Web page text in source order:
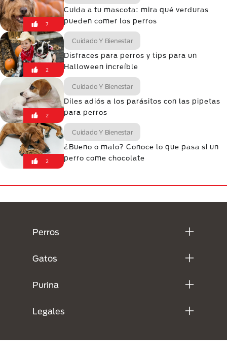
7
Cuida a tu mascota: mira qué verduras
pueden comer los perros
2
Cuidado Y Bienestar
Disfraces para perros y tips para un
Halloween increíble
2
Cuidado Y Bienestar
Diles adiós a los parásitos con las pipetas
para perros
2
Cuidado Y Bienestar
¿Bueno o malo? Conoce lo que pasa si un
perro come chocolate
Perros
Gatos
Purina
Legales